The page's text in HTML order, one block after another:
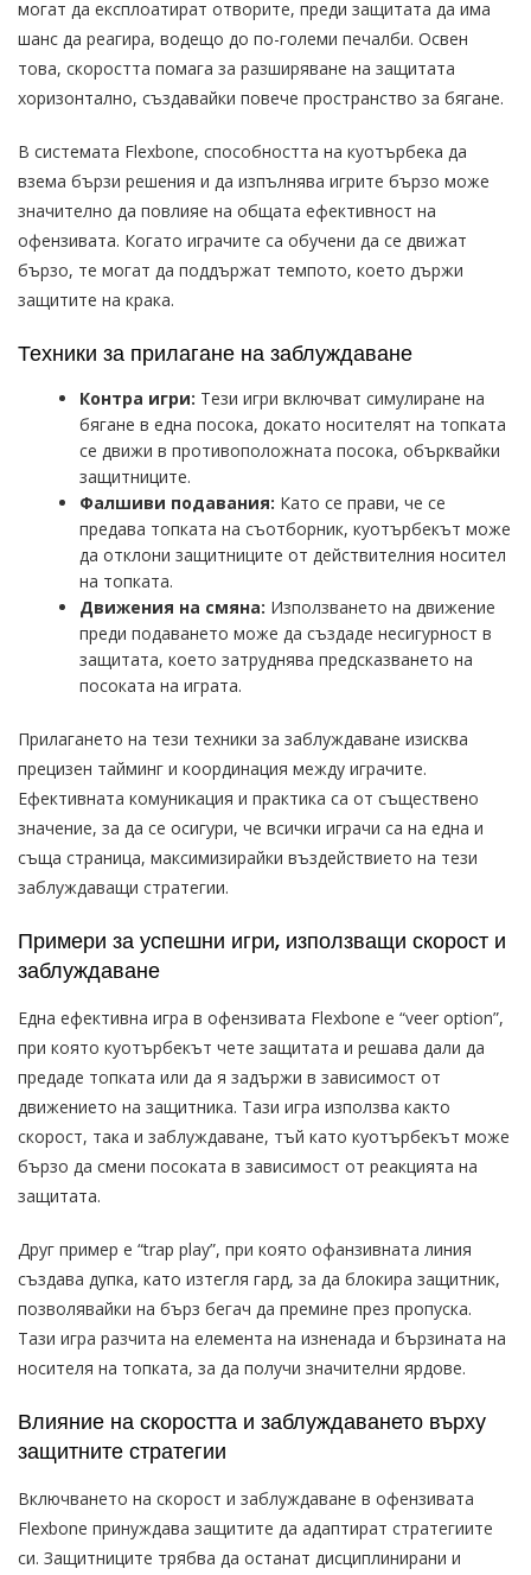
могат да експлоатират отворите, преди защитата да има
шанс да реагира, водещо до по-големи печалби. Освен
това, скоростта помага за разширяване на защитата
хоризонтално, създавайки повече пространство за бягане.
В системата Flexbone, способността на куотърбека да
взема бързи решения и да изпълнява игрите бързо може
значително да повлияе на общата ефективност на
офензивата. Когато играчите са обучени да се движат
бързо, те могат да поддържат темпото, което държи
защитите на крака.
Техники за прилагане на заблуждаване
Контра игри: Тези игри включват симулиране на
бягане в една посока, докато носителят на топката
се движи в противоположната посока, обърквайки
защитниците.
Фалшиви подавания: Като се прави, че се
предава топката на съотборник, куотърбекът може
да отклони защитниците от действителния носител
на топката.
Движения на смяна: Използването на движение
преди подаването може да създаде несигурност в
защитата, което затруднява предсказването на
посоката на играта.
Прилагането на тези техники за заблуждаване изисква
прецизен тайминг и координация между играчите.
Ефективната комуникация и практика са от съществено
значение, за да се осигури, че всички играчи са на една и
съща страница, максимизирайки въздействието на тези
заблуждаващи стратегии.
Примери за успешни игри, използващи скорост и
заблуждаване
Една ефективна игра в офензивата Flexbone е “veer option”,
при която куотърбекът чете защитата и решава дали да
предаде топката или да я задържи в зависимост от
движението на защитника. Тази игра използва както
скорост, така и заблуждаване, тъй като куотърбекът може
бързо да смени посоката в зависимост от реакцията на
защитата.
Друг пример е “trap play”, при която офанзивната линия
създава дупка, като изтегля гард, за да блокира защитник,
позволявайки на бърз бегач да премине през пропуска.
Тази игра разчита на елемента на изненада и бързината на
носителя на топката, за да получи значителни ярдове.
Влияние на скоростта и заблуждаването върху
защитните стратегии
Включването на скорост и заблуждаване в офензивата
Flexbone принуждава защитите да адаптират стратегиите
си. Защитниците трябва да останат дисциплинирани и